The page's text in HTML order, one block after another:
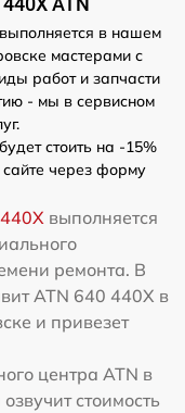
выполняется в нашем
мастерами с
работ и запчасти
- мы в сервисном
стоить на -15%
через форму
выполняется
ремонта. В
ATN 640 440X в
и привезет
центра ATN в
стоимость